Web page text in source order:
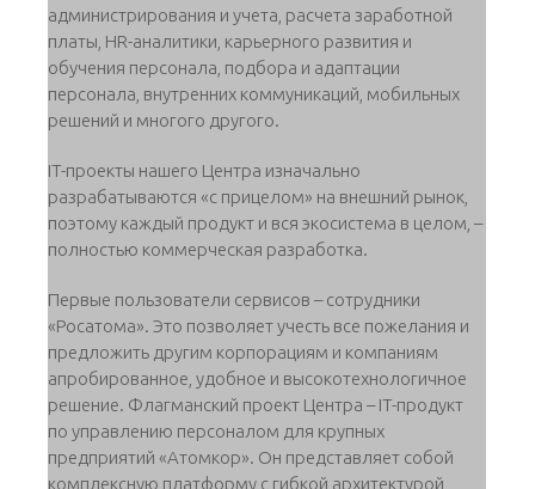
администрирования и учета, расчета заработной
платы, HR-аналитики, карьерного развития и
обучения персонала, подбора и адаптации
персонала, внутренних коммуникаций, мобильных
решений и многого другого.
IT-проекты нашего Центра изначально
разрабатываются «с прицелом» на внешний рынок,
поэтому каждый продукт и вся экосистема в целом, –
полностью коммерческая разработка.
Первые пользователи сервисов – сотрудники
«Росатома». Это позволяет учесть все пожелания и
предложить другим корпорациям и компаниям
апробированное, удобное и высокотехнологичное
решение. Флагманский проект Центра – IT-продукт
по управлению персоналом для крупных
предприятий «Атомкор». Он представляет собой
комплексную платформу с гибкой архитектурой